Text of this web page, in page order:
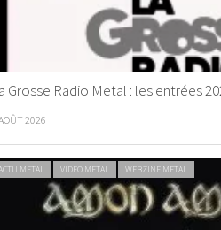
Grosse Radio Metal : les entrées
2026
METAL VIDEO METAL WEBZINE METAL